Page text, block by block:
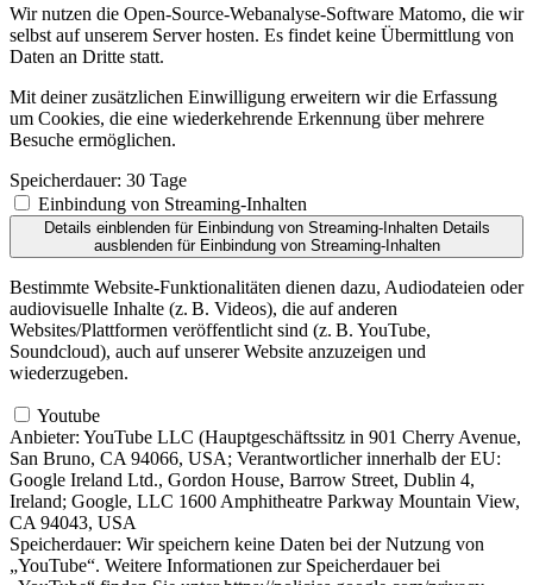
Wir nutzen die Open-Source-Webanalyse-Software Matomo, die wir
selbst auf unserem Server hosten. Es findet keine Übermittlung von
Daten an Dritte statt.
Mit deiner zusätzlichen Einwilligung erweitern wir die Erfassung
um Cookies, die eine wiederkehrende Erkennung über mehrere
Besuche ermöglichen.
Speicherdauer: 30 Tage
Einbindung von Streaming-Inhalten
Details einblendenfür Einbindung von Streaming-Inhalten Details
ausblendenfür Einbindung von Streaming-Inhalten
Bestimmte Website-Funktionalitäten dienen dazu, Audiodateien oder
audiovisuelle Inhalte (z. B. Videos), die auf anderen
Websites/Plattformen veröffentlicht sind (z. B. YouTube,
Soundcloud), auch auf unserer Website anzuzeigen und
wiederzugeben.
Youtube
Anbieter: YouTube LLC (Hauptgeschäftssitz in 901 Cherry Avenue,
San Bruno, CA 94066, USA; Verantwortlicher innerhalb der EU:
Google Ireland Ltd., Gordon House, Barrow Street, Dublin 4,
Ireland; Google, LLC 1600 Amphitheatre Parkway Mountain View,
CA 94043, USA
Speicherdauer: Wir speichern keine Daten bei der Nutzung von
„YouTube“. Weitere Informationen zur Speicherdauer bei